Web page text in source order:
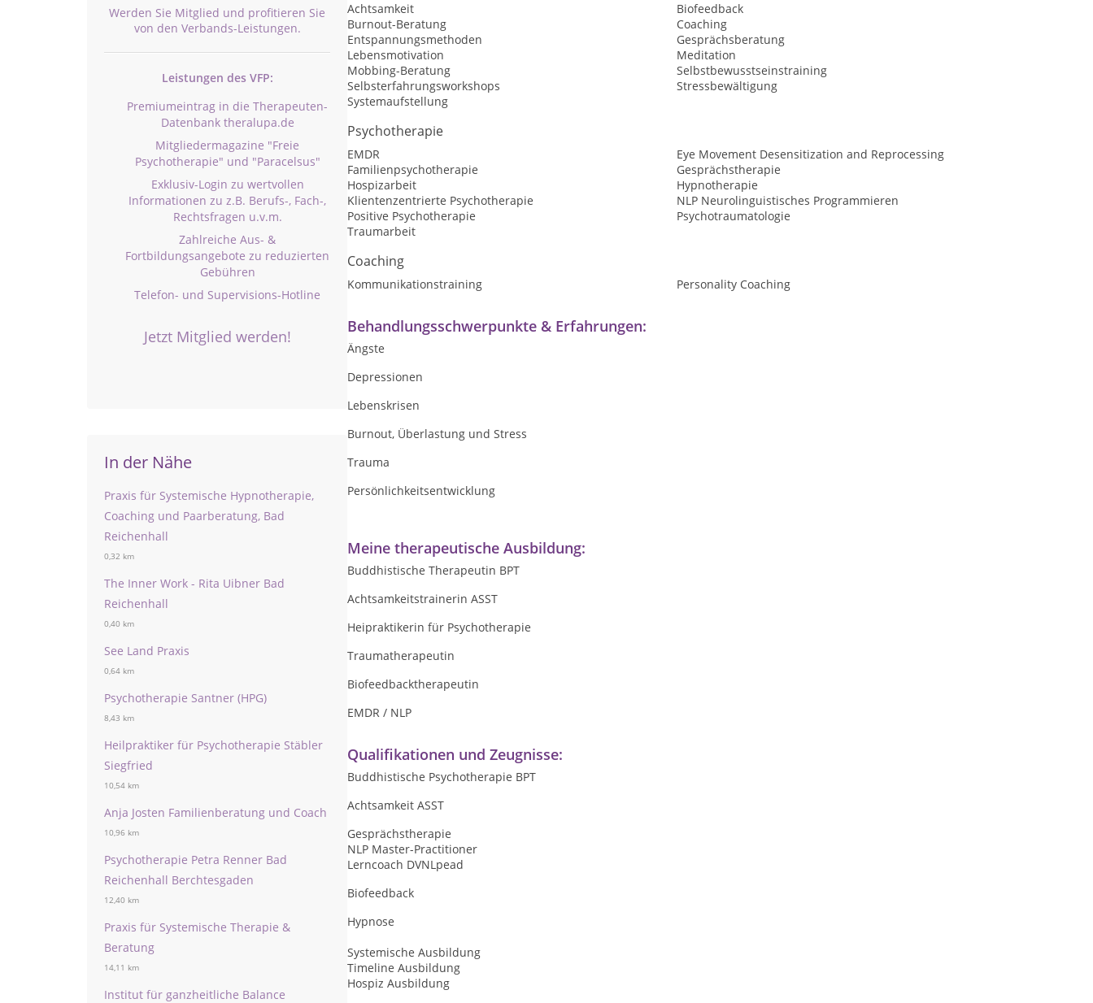
Werden Sie Mitglied und profitieren Sie
von den Verbands-Leistungen.
Leistungen des VFP:
Premiumeintrag in die Therapeuten-
Datenbank theralupa.de
Mitgliedermagazine "Freie
Psychotherapie" und "Paracelsus"
Exklusiv-Login zu wertvollen
Informationen zu z.B. Berufs-, Fach-,
Rechtsfragen u.v.m.
Zahlreiche Aus- &
Fortbildungsangebote zu reduzierten
Gebühren
Telefon- und Supervisions-Hotline
Jetzt Mitglied werden!
In der Nähe
Praxis für Systemische Hypnotherapie,
Coaching und Paarberatung, Bad
Reichenhall
0,32 km
The Inner Work - Rita Uibner Bad
Reichenhall
0,40 km
See Land Praxis
0,64 km
Psychotherapie Santner (HPG)
8,43 km
Heilpraktiker für Psychotherapie Stäbler
Siegfried
10,54 km
Anja Josten Familienberatung und Coach
10,96 km
Psychotherapie Petra Renner Bad
Reichenhall Berchtesgaden
12,40 km
Praxis für Systemische Therapie &
Beratung
14,11 km
Institut für ganzheitliche Balance
Achtsamkeit
Biofeedback
Burnout-Beratung
Coaching
Entspannungsmethoden
Gesprächsberatung
Lebensmotivation
Meditation
Mobbing-Beratung
Selbstbewusstseinstraining
Selbsterfahrungsworkshops
Stressbewältigung
Systemaufstellung
Psychotherapie
EMDR
Eye Movement Desensitization and Reprocessing
Familienpsychotherapie
Gesprächstherapie
Hospizarbeit
Hypnotherapie
Klientenzentrierte Psychotherapie
NLP Neurolinguistisches Programmieren
Positive Psychotherapie
Psychotraumatologie
Traumarbeit
Coaching
Kommunikationstraining Personality Coaching
Behandlungsschwerpunkte & Erfahrungen:
Ängste
Depressionen
Lebenskrisen
Burnout, Überlastung und Stress
Trauma
Persönlichkeitsentwicklung
Meine therapeutische Ausbildung:
Buddhistische Therapeutin BPT
Achtsamkeitstrainerin ASST
Heipraktikerin für Psychotherapie
Traumatherapeutin
Biofeedbacktherapeutin
EMDR / NLP
Qualifikationen und Zeugnisse:
Buddhistische Psychotherapie BPT
Achtsamkeit ASST
Gesprächstherapie
NLP Master-Practitioner
Lerncoach DVNLpead
Biofeedback
Hypnose
Systemische Ausbildung
Timeline Ausbildung
Hospiz Ausbildung